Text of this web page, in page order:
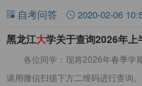
天津自考本科与函授本科的概念区别
自考问答 2020-02-06
黑龙江大学关于查询2026年上
通知各位同学：现将2026年春季学
请用微信扫描下方二维码进行查询